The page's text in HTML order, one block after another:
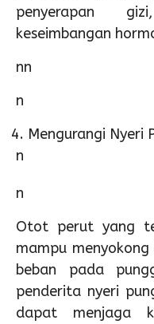
penyerapan
keseimbangan
nn
n
Mengurangi Nyeri
n
n
Otot perut yang
mampu
beban pada
penderita nyeri
dapat menjaga